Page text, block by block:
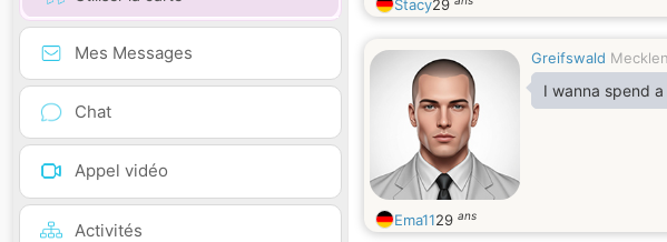
Mes Messages
Chat
Appel vidéo
Activités
Stacy29
Greifswald
I wanna spend
Ema1129 ans